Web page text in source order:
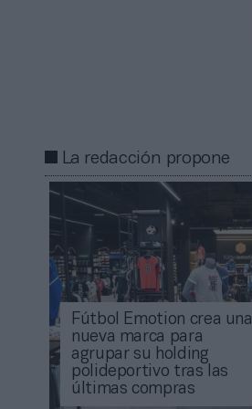
La redacción propone
Fútbol Emotion crea una
nueva marca para
agrupar su holding
polideportivo tras las
últimas compras